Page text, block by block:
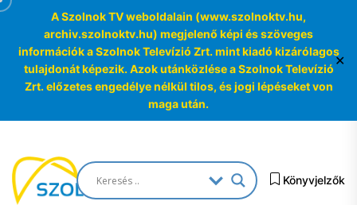
A Szolnok TV weboldalain (www.szolnoktv.hu,
archiv.szolnoktv.hu) megjelenő képi és szöveges
információk a Szolnok Televízió Zrt. mint kiadó kizárólagos
tulajdonát képezik. Azok utánközlése a Szolnok Televízió
Zrt. előzetes engedélye nélkül tilos, és jogi lépéseket von
maga után.
✕
the
content
SzolnokTV
Archívum
Könyvjelzők